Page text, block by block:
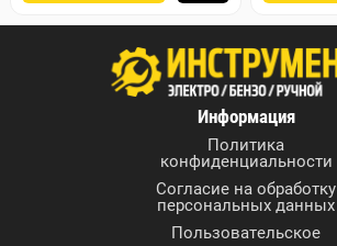
Информация
Политика
конфиденциальности
Согласие на обработку
персональных данных
Пользовательское